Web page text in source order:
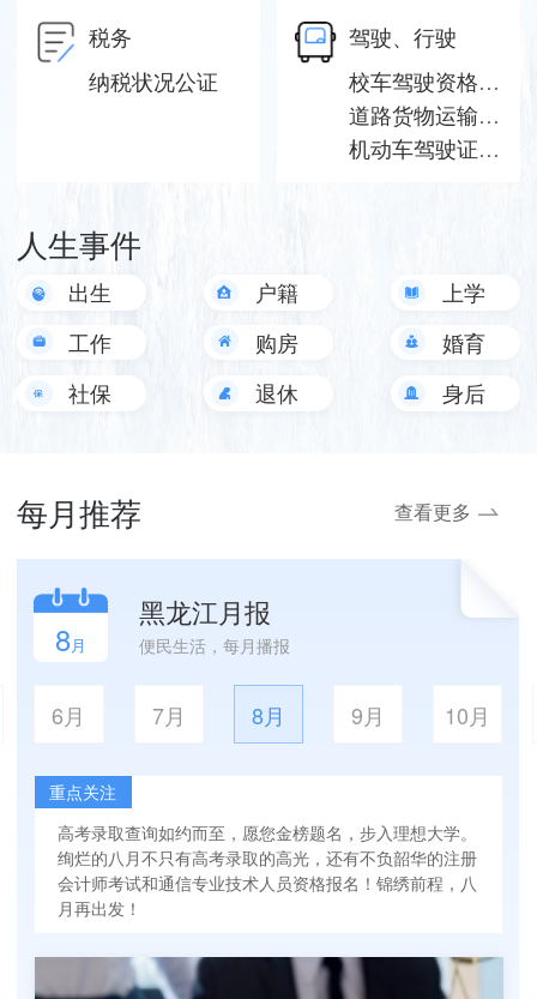
税务
纳税状况公证
驾驶、行驶
校车驾驶资格许可（设区的市级权限）
道路货物运输驾驶员从业资格证补发
机动车驾驶证公证
人生事件
出生 户籍
上学
工作
购房
婚育
社保
退休
身后
每月推荐 查看更多
8月
黑龙江月报
便民生活，每月播报
6月 7月 8月 9月 10月
重点关注
高考录取查询如约而至，愿您金榜题名，步入理想大学。
绚烂的八月不只有高考录取的高光，还有不负韶华的注册
会计师考试和通信专业技术人员资格报名！锦绣前程，八
月再出发！